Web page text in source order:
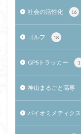
社会の活性化 16
ゴルフ 18
GPSトラッカー 1
神山まるごと高専
バイオミメティクス